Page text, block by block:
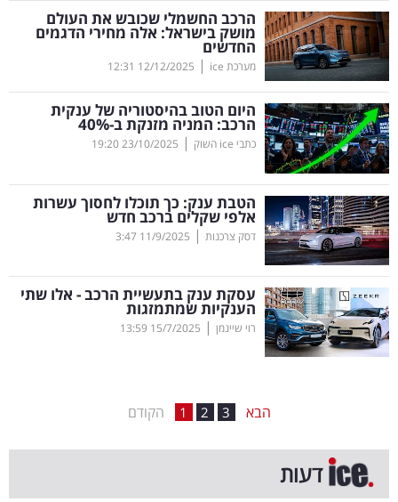
קריירה
ולימודים
מינויים
רייטינג
רכב
בריאות
תרבות
ופנאי
תיירות
המילון
הכלכלי
הרכב החשמלי שכובש את העולם
מושק בישראל: אלה מחירי הדגמים
החדשים
מערכת ice |
12/12/2025
12:31
היום הטוב בהיסטוריה של ענקית
הרכב: המניה מזנקת ב-40%
כתבי ice השוק |
23/10/2025
19:20
הטבת ענק: כך תוכלו לחסוך עשרות
אלפי שקלים ברכב חדש
דסק צרכנות |
11/9/2025
3:47
עסקת ענק בתעשיית הרכב - אלו שתי
הענקיות שמתמזגות
רוי שיינמן |
15/7/2025
13:59
הקודם 1 2 3 הבא
דעות